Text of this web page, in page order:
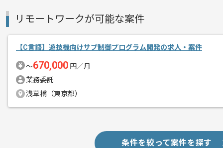
リモートワークが可能な案件
【C言語】遊技機向けサブ制御プログラム開発の求人・案件
〜670,000 円／月
業務委託
浅草橋（東京都）
条件を絞って案件を探す